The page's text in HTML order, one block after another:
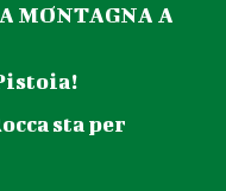
MONTAGNA A
sta per